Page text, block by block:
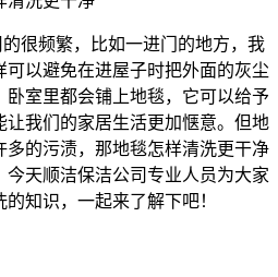
很频繁，比如一进门的地方，我
以避免在进屋子时把外面的灰尘
室里都会铺上地毯，它可以给予
我们的家居生活更加惬意。但地
的污渍，那地毯怎样清洗更干净
今天顺洁保洁公司专业人员为大家
知识，一起来了解下吧！